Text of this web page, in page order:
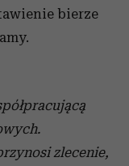
bierze
zlecenie,